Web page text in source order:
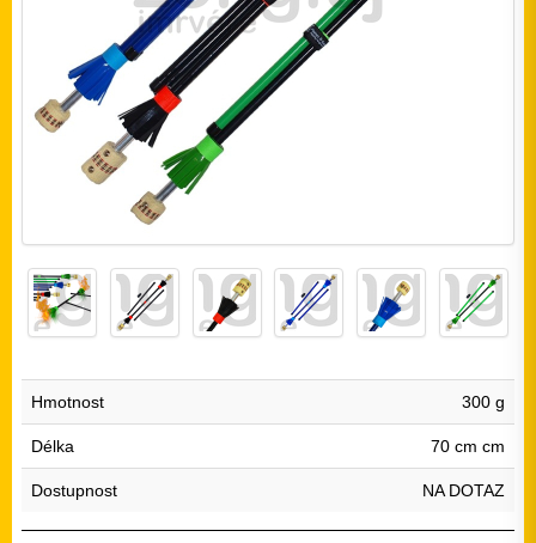
Hmotnost 300 g
Délka 70 cm cm
Dostupnost NA DOTAZ